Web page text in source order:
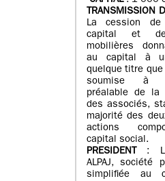
TRANSMISSION
La cession
capital et
mobilières
au capital à
quelque titre
soumise à
préalable de la
des associés,
majorité des
actions
capital social.
PRESIDENT
:
ALPAJ, société
simplifiée au